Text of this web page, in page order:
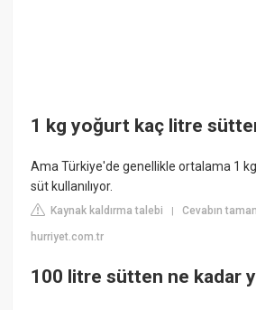
1 kg yoğurt kaç litre
Ama Türkiye'de genellikle ortalama 1
süt kullanılıyor.
Kaynak kaldırma talebi |Cevabın
hurriyet.com.tr
100 litre sütten ne kadar